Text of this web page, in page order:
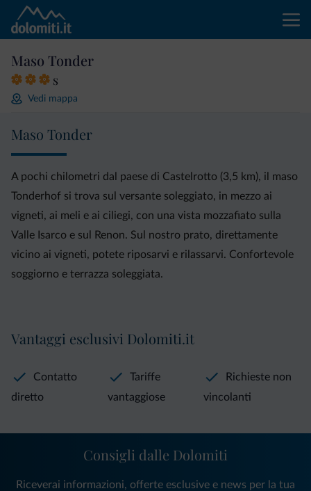
Maso Tonder
s
Vedi mappa
Maso Tonder
A pochi chilometri dal paese di Castelrotto (3,5 km), il maso
Tonderhof si trova sul versante soleggiato, in mezzo ai
vigneti, ai meli e ai ciliegi, con una vista mozzafiato sulla
Valle Isarco e sul Renon. Sul nostro prato, direttamente
vicino ai vigneti, potete riposarvi e rilassarvi. Confortevole
soggiorno e terrazza soleggiata.
Vantaggi esclusivi Dolomiti.it
Contatto
diretto
Tariffe
vantaggiose
Richieste non
vincolanti
Consigli dalle Dolomiti
Riceverai informazioni, offerte esclusive e news per la tua